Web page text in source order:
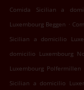
Comida Sicilian a
Luxembourg Beggen .
Sicilian a domicilio
domicilio Luxembourg
Luxembourg Polfermillen
Sicilian a domicilio